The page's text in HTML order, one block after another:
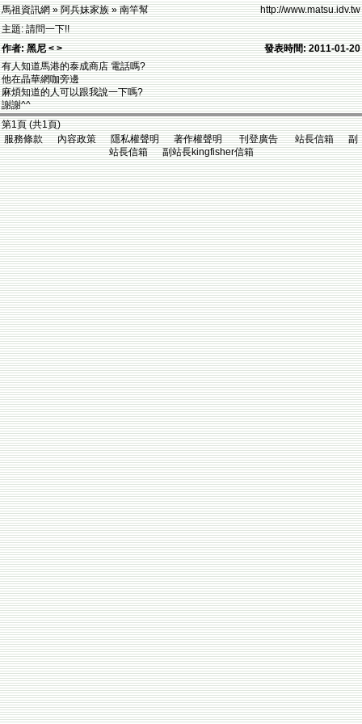
馬祖資訊網 » 阿兵妹家族 » 南竿幫
http://www.matsu.idv.tw
主題: 請問一下!!
作者: 黑尼 < >
發表時間: 2011-01-20
有人知道馬港的泰成商店 電話嗎?
他在晶華網咖旁邊
麻煩知道的人可以跟我說一下嗎?
謝謝^^
第1頁 (共1頁)
服務條款 內容政策 隱私權聲明 著作權聲明 刊登廣告 站長信箱 副
站長信箱 副站長kingfisher信箱